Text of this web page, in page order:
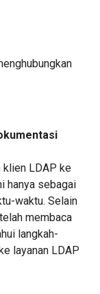
klien LDAP ke
hanya sebagai
waktu. Selain
membaca
langkah-
layanan LDAP